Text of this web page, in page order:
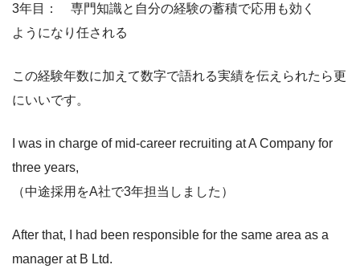
3年目： 専門知識と自分の経験の蓄積で応用も効く
ようになり任される
この経験年数に加えて数字で語れる実績を伝えられたら更
にいいです。
I was in charge of mid-career recruiting at A Company for
three years,
（中途採用をA社で3年担当しました）
After that, I had been responsible for the same area as a
manager at B Ltd.